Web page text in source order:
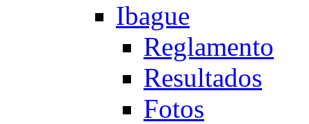
Ibague
Reglamento
Resultados
Fotos